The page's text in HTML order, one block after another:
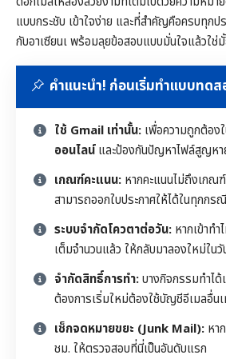
แบบกระชับ เข้าใจง่าย และที่สำคัญคือครบทุกป
กับอาเซียนเ พร้อมลุยข้อสอบแบบมั่นใจแล้วใช่
คำแนะนำ! ก่อนเริ่มทำแบบทด
ใช้ Gmail เท่านั้น: เพื่อความถูกต้อง
ออนไลน์และป้องกันปัญหาไฟล์สูญหา
เกณฑ์คะแนน: หากคะแนนไม่ถึงเกณ
สามารถออกใบประกาศให้ได้ในทุกกรณี
ระบบจำกัดโควตาต่อวัน: หากเข้าท
เต็มจำนวนแล้ว ให้กลับมาลองใหม่ใน
จำกัดสิทธิ์การทำ:บางกิจกรรมทำไ
ต้องการเริ่มใหม่ต้องใช้บัญชีอีเมลอื่น
เช็กจดหมายขยะ (Junk Mail): หา
ชม. ให้ตรวจสอบที่นี่เป็นอันดับแรก